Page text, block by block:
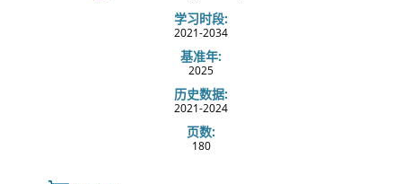
学习时段:
2021-2034
基准年:
2025
历史数据:
2021-2024
页数:
180